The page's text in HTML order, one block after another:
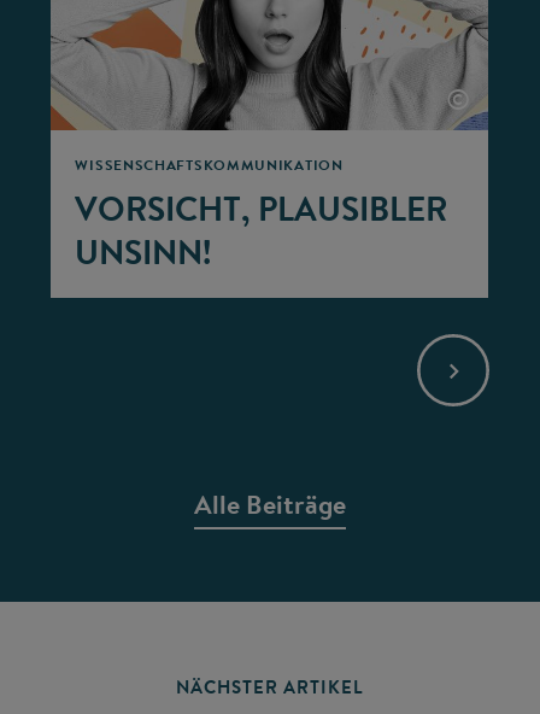
WISSENSCHAFTSKOMMUNIKATION
VORSICHT, PLAUSIBLER
UNSINN!
©
Alle Beiträge
NÄCHSTER ARTIKEL